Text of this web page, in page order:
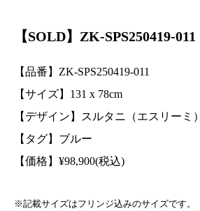
【SOLD】ZK-SPS250419-011
【品番】ZK-SPS250419-011
【サイズ】131 x 78cm
【デザイン】スルタニ（エスリーミ）
【タグ】ブルー
【価格】 ¥98,900(税込)
※記載サイズはフリンジ込みのサイズです。